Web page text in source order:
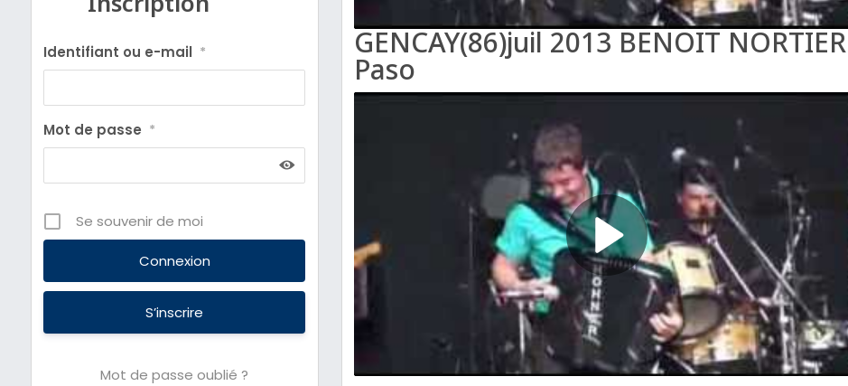
Identifiant ou e-mail *
Mot de passe *
Se souvenir de moi
S’inscrire
Mot de passe oublié ?
GENCAY(86)juil 2013 BENOIT NORTIER
Paso